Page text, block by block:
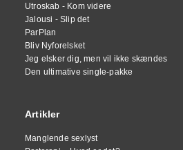
Utroskab - Kom videre
Jalousi - Slip det
ParPlan
Bliv Nyforelsket
Jeg elsker dig, men vil ikke skændes
Den ultimative single-pakke
Artikler
Manglende sexlyst